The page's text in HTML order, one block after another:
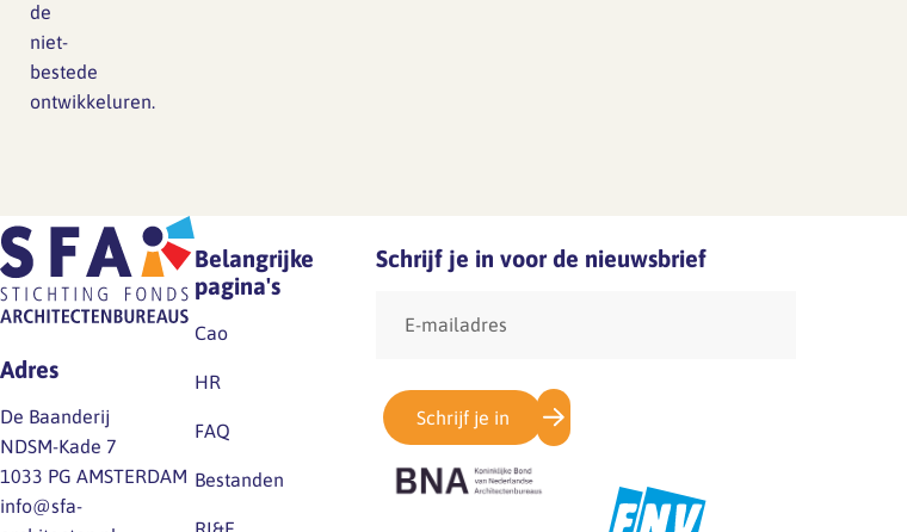
de
niet-
bestede
ontwikkeluren.
Adres
De Baanderij
NDSM-Kade 7
1033 PG AMSTERDAM
info@sfa-
Belangrijke
pagina's
Cao
HR
FAQ
Bestanden
Schrijf je in voor de nieuwsbrief
mailadres
Schrijf je in